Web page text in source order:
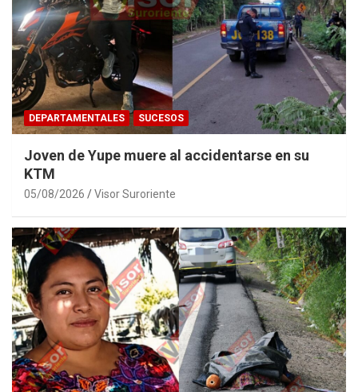
DEPARTAMENTALES SUCESOS
Joven de Yupe muere al accidentarse en su
KTM
05/08/2026 Visor Suroriente